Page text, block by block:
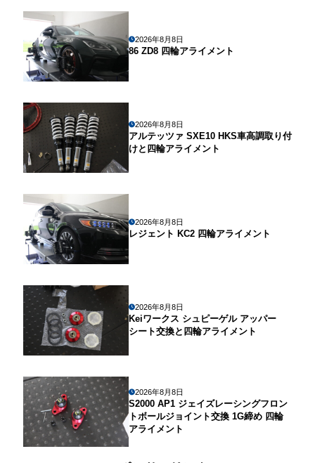
2026年8月8日
86 ZD8 四輪アライメント
2026年8月8日
アルテッツァ SXE10 HKS車高調取り付
けと四輪アライメント
2026年8月8日
レジェント KC2 四輪アライメント
2026年8月8日
Keiワークス シュピーゲル アッパー
シート交換と四輪アライメント
2026年8月8日
S2000 AP1 ジェイズレーシングフロン
トボールジョイント交換 1G締め 四輪
アライメント